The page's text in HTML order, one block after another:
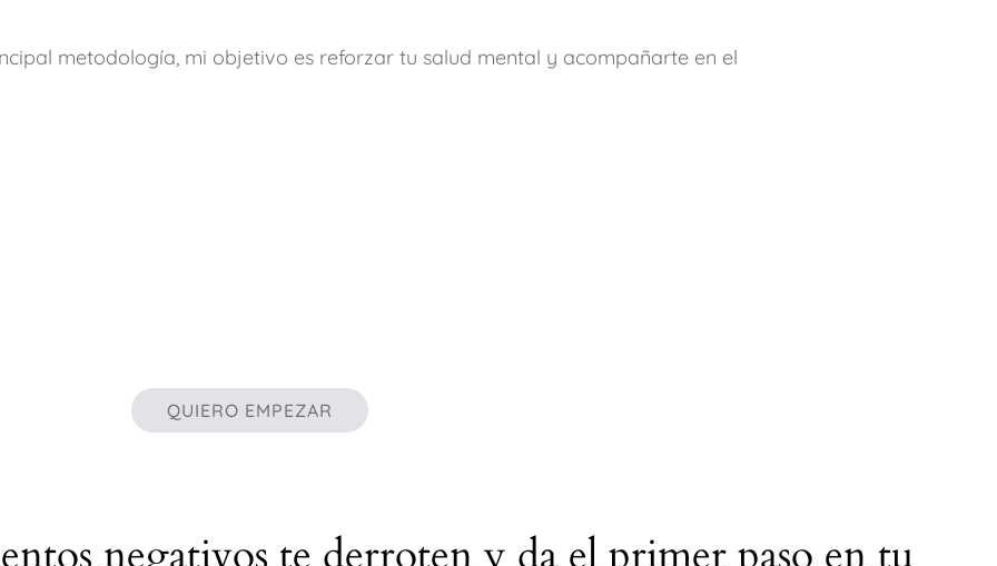
metodología, mi objetivo es reforzar tu salud mental y acompañarte en el
QUIERO EMPEZAR